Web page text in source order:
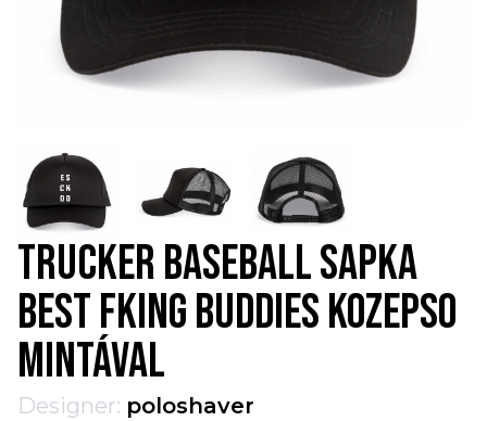
TRUCKER BASEBALL SAPKA
BEST FKING BUDDIES KOZEPSO
MINTÁVAL
Designer: poloshaver